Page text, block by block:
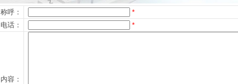
称呼：
*
电话：
*
内容：